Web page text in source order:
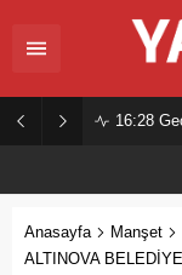
16:28
Anasayfa
Manşet
ALTINOVA